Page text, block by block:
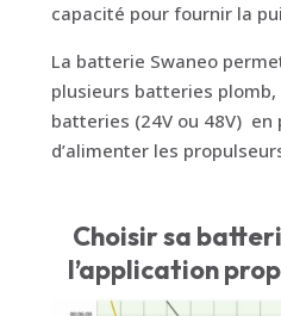
capacité pour fournir la
La batterie Swaneo
plusieurs batteries
batteries (24V ou 48V)
d’alimenter les
Choisir sa
l’application